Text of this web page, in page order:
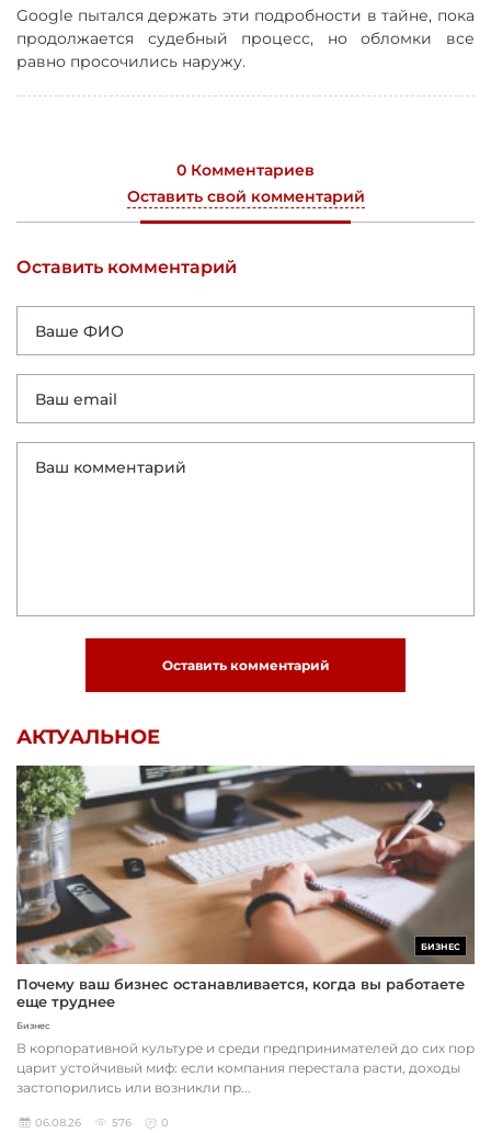
Google пытался держать эти подробности в тайне, пока
продолжается судебный процесс, но обломки все
равно просочились наружу.
0 Комментариев
Оставить свой комментарий
Оставить комментарий
Оставить комментарий
АКТУАЛЬНОЕ
БИЗНЕС
Почему ваш бизнес останавливается, когда вы работаете
еще труднее
Бизнес
В корпоративной культуре и среди предпринимателей до сих пор
царит устойчивый миф: если компания перестала расти, доходы
застопорились или возникли пр...
06.08.26 576 0